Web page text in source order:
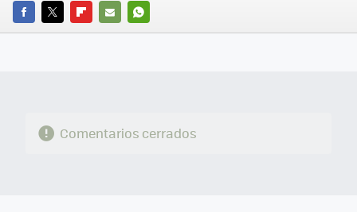
FACEBOOK
TWITTERFLIPBOARD
E-
WHATSAPP
Comentarios cerrados